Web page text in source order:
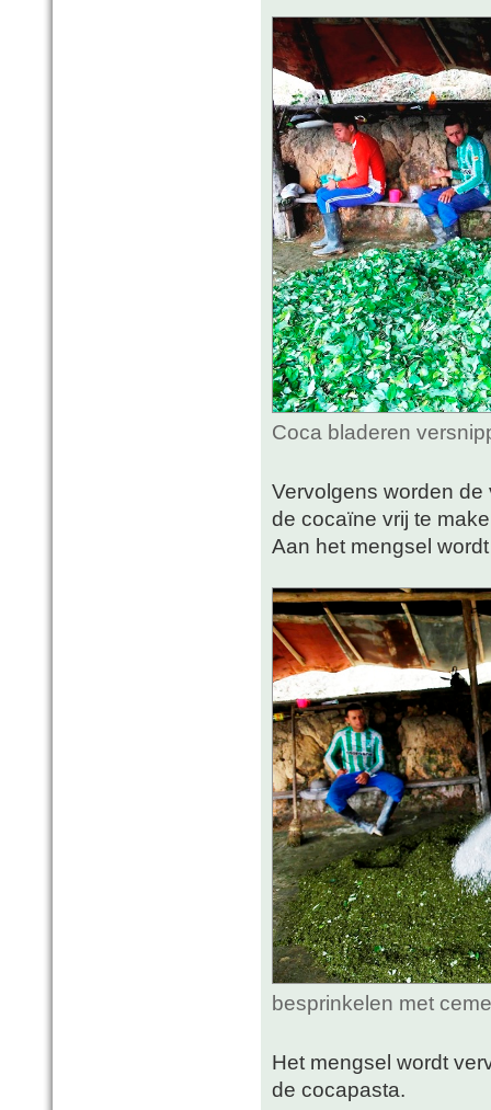
Coca bladeren
Vervolgens worden
de cocaïne vrij te
Aan het mengsel
besprinkelen met
Het mengsel wordt
de cocapasta.